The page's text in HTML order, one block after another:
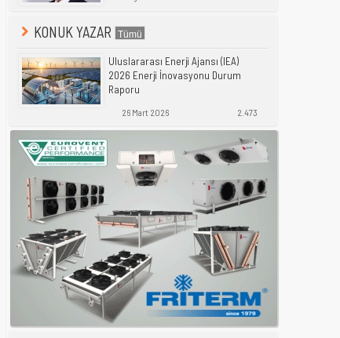
KONUK YAZAR
Uluslararası Enerji Ajansı (IEA)
2026 Enerji İnovasyonu Durum
Raporu
26 Mart 2026 2.473